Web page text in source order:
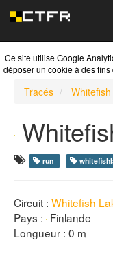
Ce site utilise Google
déposer un cookie à des
Tracés
run
Circuit : Whitefish
Pays : Finlande
Longueur : 0 m